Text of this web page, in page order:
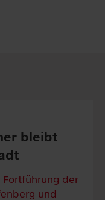
bleibt